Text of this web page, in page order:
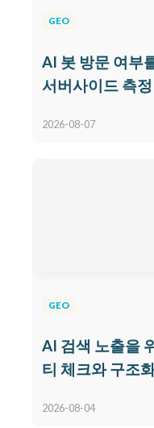
GEO
AI 봇 방문 여부
서버사이드 측
2026-08-07
GEO
AI 검색 노출을
티 체크와 구조
2026-08-04